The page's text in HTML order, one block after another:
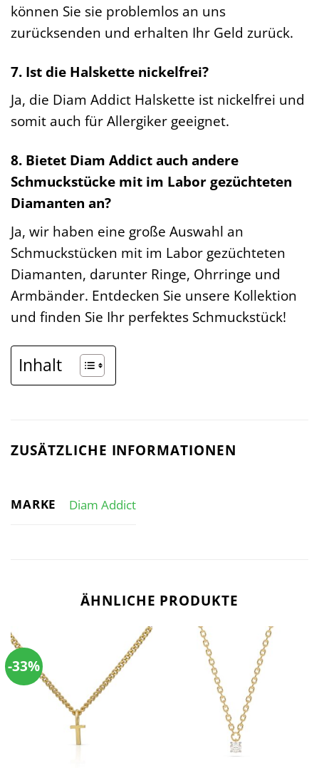
können Sie sie problemlos an uns
zurücksenden und erhalten Ihr Geld zurück.
7. Ist die Halskette nickelfrei?
Ja, die Diam Addict Halskette ist nickelfrei und
somit auch für Allergiker geeignet.
8. Bietet Diam Addict auch andere
Schmuckstücke mit im Labor gezüchteten
Diamanten an?
Ja, wir haben eine große Auswahl an
Schmuckstücken mit im Labor gezüchteten
Diamanten, darunter Ringe, Ohrringe und
Armbänder. Entdecken Sie unsere Kollektion
und finden Sie Ihr perfektes Schmuckstück!
Inhalt
ZUSÄTZLICHE INFORMATIONEN
MARKE Diam Addict
ÄHNLICHE PRODUKTE
-33%